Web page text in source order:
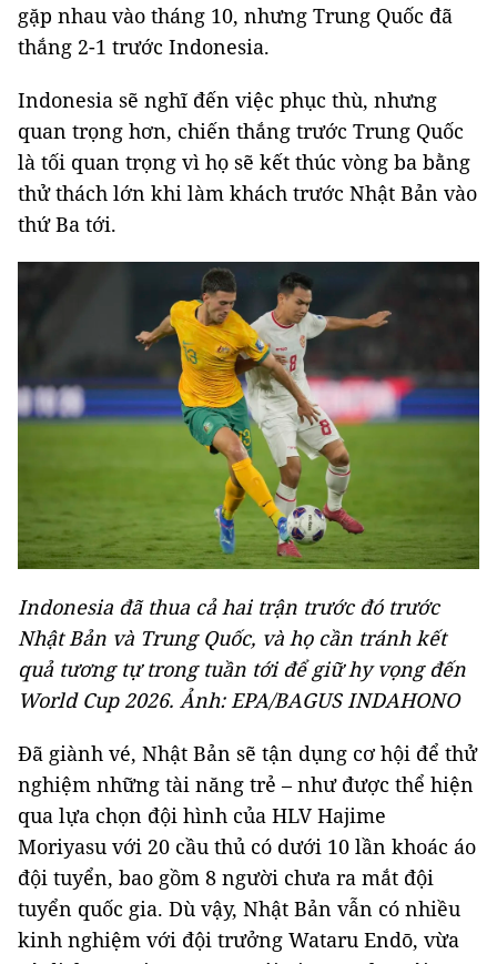
gặp nhau vào tháng 10, nhưng Trung Quốc đã
thắng 2-1 trước Indonesia.
Indonesia sẽ nghĩ đến việc phục thù, nhưng
quan trọng hơn, chiến thắng trước Trung Quốc
là tối quan trọng vì họ sẽ kết thúc vòng ba bằng
thử thách lớn khi làm khách trước Nhật Bản vào
thứ Ba tới.
Indonesia đã thua cả hai trận trước đó trước
Nhật Bản và Trung Quốc, và họ cần tránh kết
quả tương tự trong tuần tới để giữ hy vọng đến
World Cup 2026. Ảnh: EPA/BAGUS INDAHONO
Đã giành vé, Nhật Bản sẽ tận dụng cơ hội để thử
nghiệm những tài năng trẻ – như được thể hiện
qua lựa chọn đội hình của HLV Hajime
Moriyasu với 20 cầu thủ có dưới 10 lần khoác áo
đội tuyển, bao gồm 8 người chưa ra mắt đội
tuyển quốc gia. Dù vậy, Nhật Bản vẫn có nhiều
kinh nghiệm với đội trưởng Wataru Endō, vừa